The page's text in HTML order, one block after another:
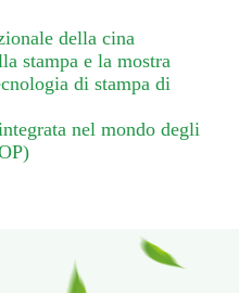
della cina
stampa e la mostra
di stampa di
nel mondo degli